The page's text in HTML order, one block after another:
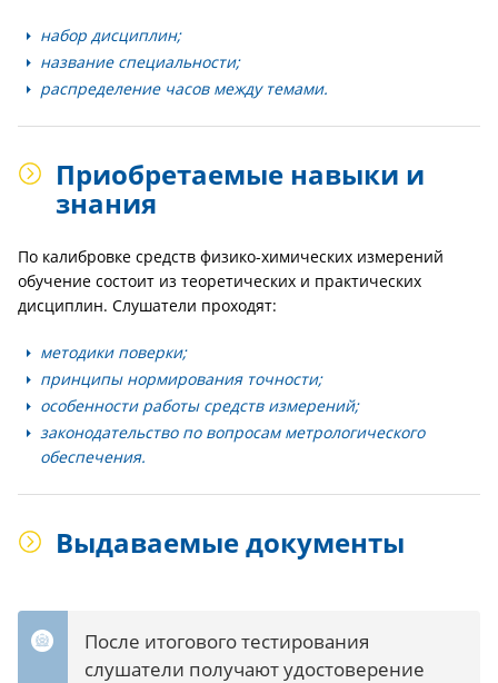
набор дисциплин;
название специальности;
распределение часов между темами.
Приобретаемые навыки и
знания
По калибровке средств физико-химических измерений
обучение состоит из теоретических и практических
дисциплин. Слушатели проходят:
методики поверки;
принципы нормирования точности;
особенности работы средств измерений;
законодательство по вопросам метрологического
обеспечения.
Выдаваемые документы
После итогового тестирования
слушатели получают удостоверение